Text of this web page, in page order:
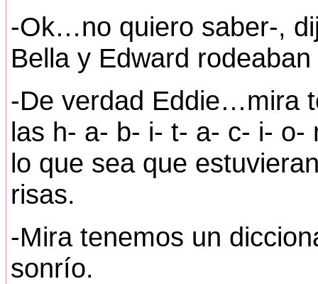
-Ok…no quiero saber-,
Bella y Edward
-De verdad Eddie…mira
las h- a- b- i- t- a- c- i- o-
lo que sea que
risas.
-Mira tenemos un
sonrío.